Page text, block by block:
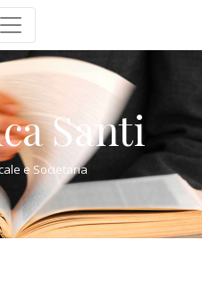
Santi
e Societaria